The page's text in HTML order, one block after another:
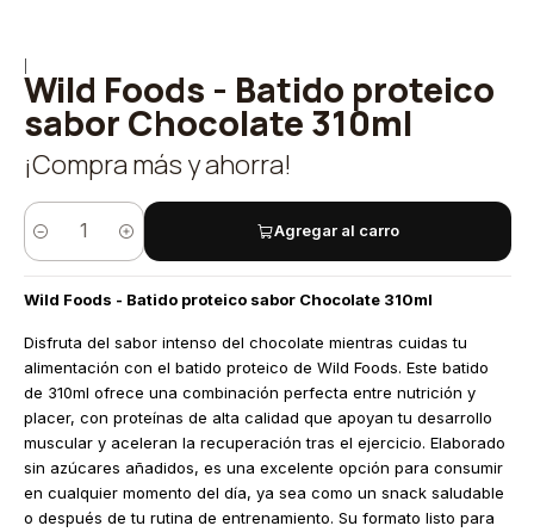
Wild Foods - Batido proteico
sabor Chocolate 310ml
¡Compra más y ahorra!
Cantidad
Agregar al carro
Wild Foods - Batido proteico sabor Chocolate 310ml
Disfruta del sabor intenso del chocolate mientras cuidas tu
alimentación con el batido proteico de Wild Foods. Este batido
de 310ml ofrece una combinación perfecta entre nutrición y
placer, con proteínas de alta calidad que apoyan tu desarrollo
muscular y aceleran la recuperación tras el ejercicio. Elaborado
sin azúcares añadidos, es una excelente opción para consumir
en cualquier momento del día, ya sea como un snack saludable
o después de tu rutina de entrenamiento. Su formato listo para